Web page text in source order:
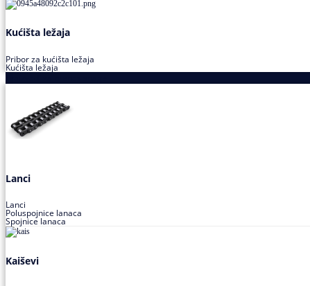
Kućišta ležaja
Pribor za kućišta ležaja
Kućišta ležaja
Lanci
Lanci
Poluspojnice lanaca
Spojnice lanaca
Kaiševi